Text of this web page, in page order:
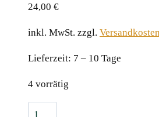
24,00 €
inkl. MwSt. zzgl. Versandkosten
Lieferzeit: 7 – 10 Tage
4 vorrätig
Begonia